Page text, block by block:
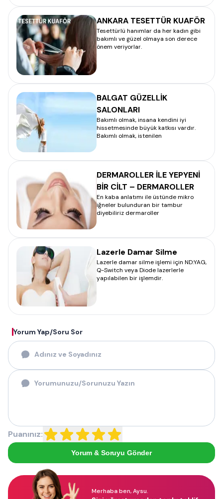
ANKARA TESETTÜR KUAFÖR
Tesettürlü hanımlar da her kadın gibi
bakımlı ve güzel olmaya son derece
önem veriyorlar.
BALGAT GÜZELLİK
SALONLARI
Bakımlı olmak, insana kendini iyi
hissetmesinde büyük katkısı vardır.
Bakımlı olmak, istenilen
DERMAROLLER İLE YEPYENİ
BİR CİLT – DERMAROLLER
En kaba anlatımı ile üstünde mikro
iğneler bulunduran bir tambur
diyebiliriz dermaroller
Lazerle Damar Silme
Lazerle damar silme işlemi için ND:YAG,
Q-Switch veya Diode lazerlerle
yapılabilen bir işlemdir.
Yorum Yap/Soru Sor
Puanınız:
Yorum & Soruyu Gönder
Merhaba ben, Aysu.